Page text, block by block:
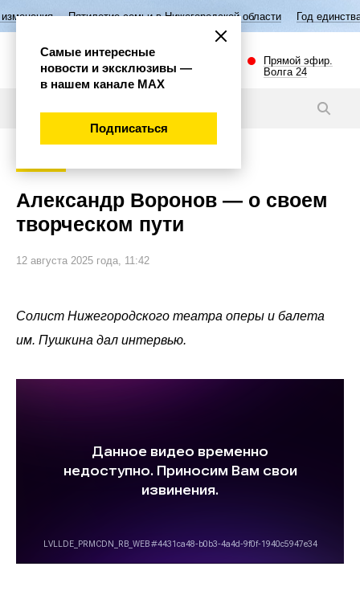
Пятилетие семьи в Нижегородской области Год единства народов
Прямой эфир.
Волга 24
Александр Воронов — о своем
творческом пути
12 августа 2025 года, 11:42
Солист Нижегородского театра оперы и балета
им. Пушкина дал интервью.
Самые интересные
новости и эксклюзивы —
в нашем канале МАХ
Подписаться